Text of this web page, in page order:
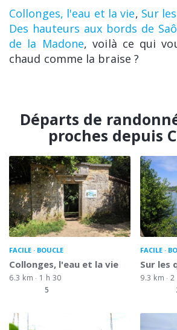
Collonges, l'eau et la vie, Sur
Des hauteurs aux bords de
de la Madone, voilà ce qui
chaud comme la braise ?
Départs de
proches depuis
FACILE BOUCLE
Collonges, l'eau et la vie
6.3 km
1 h 30
5
FACILE
Sur les
9.3 km
2